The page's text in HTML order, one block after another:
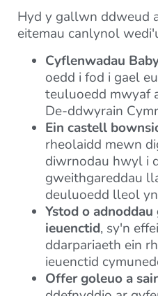
Hyd y gallwn ddweud
eitemau canlynol
Cyflenwadau
oedd i fod i gael
teuluoedd mwyaf
De-ddwyrain
Ein castell
rheolaidd mewn
diwrnodau hwyl i
gweithgareddau
deuluoedd lleol
Ystod o
ieuenctid, sy'n
ddarpariaeth ein
ieuenctid
Offer goleuo a